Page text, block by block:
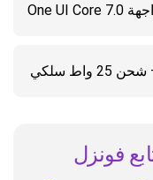
فونزل